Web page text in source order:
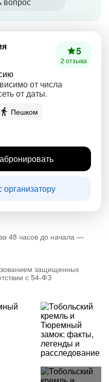
от числа
от даты.
5
2 отзыва
Пешком
48 часов до начала —
защищенных
с 54-ФЗ